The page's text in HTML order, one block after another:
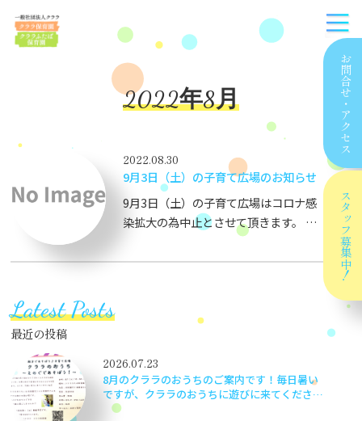
お問合せ
・
アクセス
スタッフ
募集中！
2022年8月
2022.08.30
9月3日（土）の子育て広場のお知らせ
9月3日（土）の子育て広場はコロナ感
染拡大の為中止とさせて頂きます。 次
回は10月1日（土）ＡＭ１０：００～を
予定しています。
Latest Posts
最近の投稿
2026.07.23
8月のクララのおうちのご案内です！毎日暑い
ですが、クララのおうちに遊びに来てください
ね！